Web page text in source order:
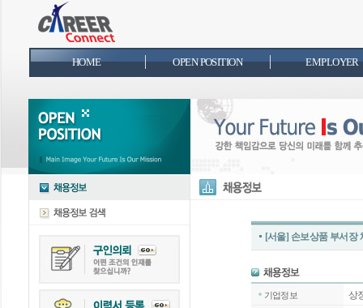
HOME OPEN POSITION EMPLOYER
[서울] 손보상품 부서장
기업정보 상